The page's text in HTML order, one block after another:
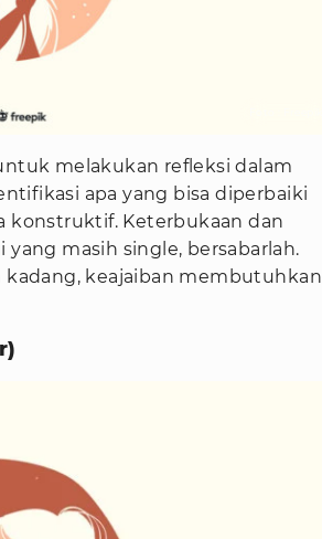
melakukan refleksi dalam
apa yang bisa diperbaiki
konstruktif. Keterbukaan dan
masih single, bersabarlah.
kadang, keajaiban membutuhkan